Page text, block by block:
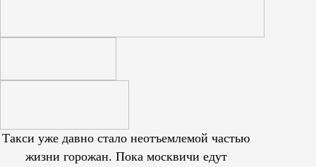
Такси уже давно стало неотъемлемой частью
жизни горожан. Пока москвичи едут